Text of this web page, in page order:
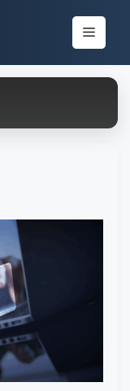
Menu